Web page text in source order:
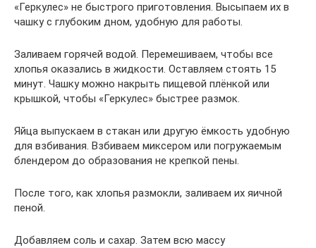
«Геркулес» не быстрого приготовления. Высыпаем их в
чашку с глубоким дном, удобную для работы.
Заливаем горячей водой. Перемешиваем, чтобы все
хлопья оказались в жидкости. Оставляем стоять 15
минут. Чашку можно накрыть пищевой плёнкой или
крышкой, чтобы «Геркулес» быстрее размок.
Яйца выпускаем в стакан или другую ёмкость удобную
для взбивания. Взбиваем миксером или погружаемым
блендером до образования не крепкой пены.
После того, как хлопья размокли, заливаем их яичной
пеной.
Добавляем соль и сахар. Затем всю массу